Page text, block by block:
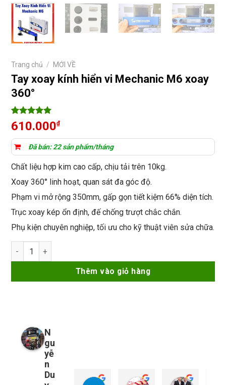
Trang chủ / MỚI VỀ
Tay xoay kính hiển vi Mechanic M6 xoay
360°
5trên 5
dựa trên
10
đánh giá
610.000₫
Đã bán: 22 sản phẩm/tháng
Chất liệu hợp kim cao cấp, chịu tải trên 10kg.
Xoay 360° linh hoạt, quan sát đa góc độ.
Phạm vi mở rộng 350mm, gấp gọn tiết kiệm 66% diện tích.
Trục xoay kép ổn định, đế chống trượt chắc chắn.
Phụ kiện chuyên nghiệp, tối ưu cho kỹ thuật viên sửa chữa.
Tay xoay kính hiển vi Mechanic M6 xoay 360° số lượng
Thêm vào giỏ hàng
N
gu
yễ
n
Du